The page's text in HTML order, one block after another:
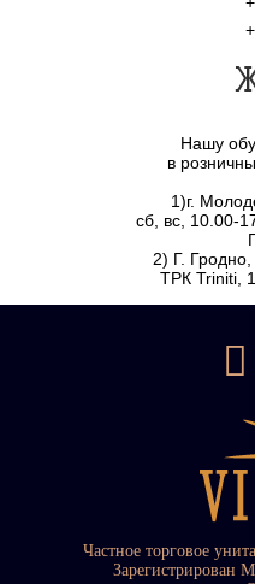
Нашу
в
1)г.
сб, вс, 10.00-
2) Г.
ТРК Triniti,
Частное торговое
Зарегистрирован